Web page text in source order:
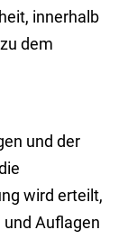
innerhalb
dem
und der
wird erteilt,
Auflagen